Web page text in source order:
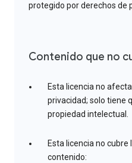
protegido por derechos de
Contenido que no
Esta licencia no
privacidad; solo tiene
propiedad intelectual.
Esta licencia no
contenido: